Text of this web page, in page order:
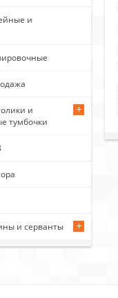
и
и
тумбочки
и серванты